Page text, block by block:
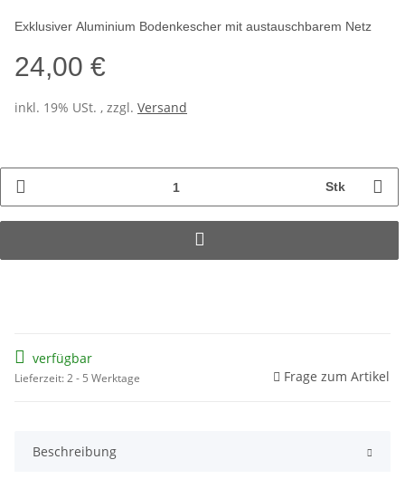
Exklusiver Aluminium Bodenkescher mit austauschbarem Netz
24,00 €
inkl. 19% USt. , zzgl. Versand
Stk
verfügbar
Lieferzeit: 2 - 5 Werktage Frage zum Artikel
Beschreibung